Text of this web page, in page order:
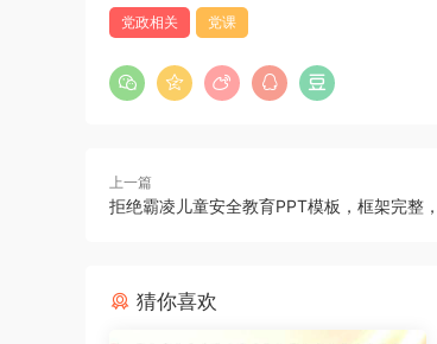
党政相关 党课
上一篇
拒绝霸凌儿童安全教育PPT模板，框架完整
猜你喜欢